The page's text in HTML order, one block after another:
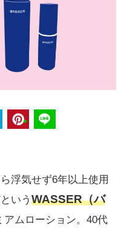
浮気せず6年以上使用
いう WASSER（バ
ムローション。40代